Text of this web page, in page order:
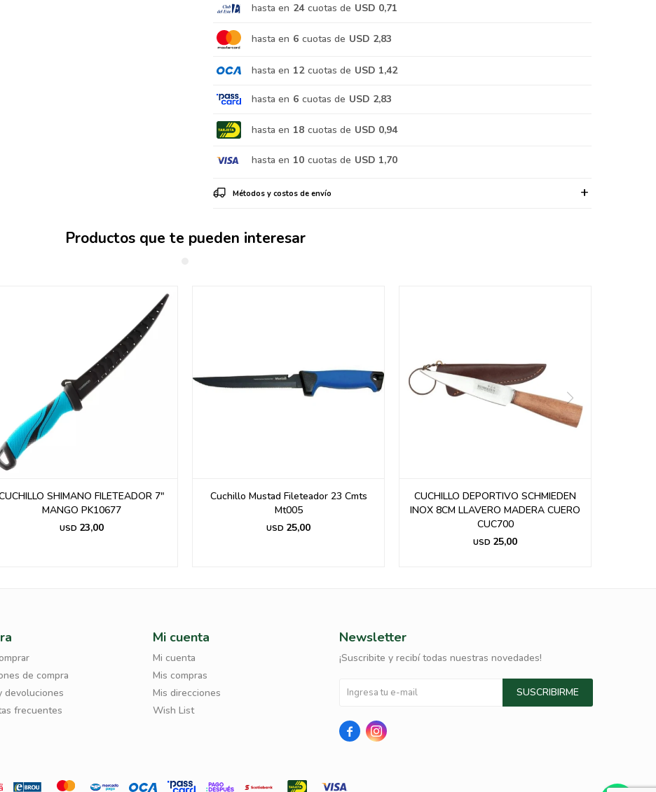
hasta en 24 cuotas de USD 0,71
hasta en 6 cuotas de USD 2,83
hasta en 12 cuotas de USD 1,42
hasta en 6 cuotas de USD 2,83
hasta en 18 cuotas de USD 0,94
hasta en 10 cuotas de USD 1,70
Métodos y costos de envío
Productos que te pueden interesar
SHIMANO FILETEADOR 7"
MANGO PK10677
USD 23,00
Cuchillo Mustad Fileteador 23 Cmts
Mt005
USD 25,00
CUCHILLO DEPORTIVO SCHMIEDEN
INOX 8CM LLAVERO MADERA CUERO
CUC700
USD 25,00
de compra
devoluciones
frecuentes
Mi cuenta
Mi cuenta
Mis compras
Mis direcciones
Wish List
Newsletter
¡Suscribite y recibí todas nuestras novedades!
SUSCRIBIRME
 